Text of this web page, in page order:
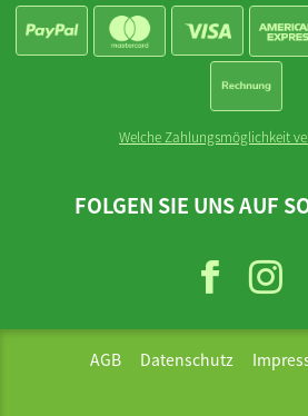
Welche Zahlungsmöglichkeit
FOLGEN SIE UNS AUF
AGB Datenschutz